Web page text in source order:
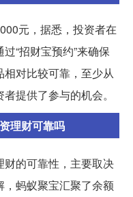
元，据悉，投资者在
“招财宝预约”来确保
对比较可靠，至少从
提供了参与的机会。
理财可靠吗
的可靠性，主要取决
蚂蚁聚宝汇聚了余额